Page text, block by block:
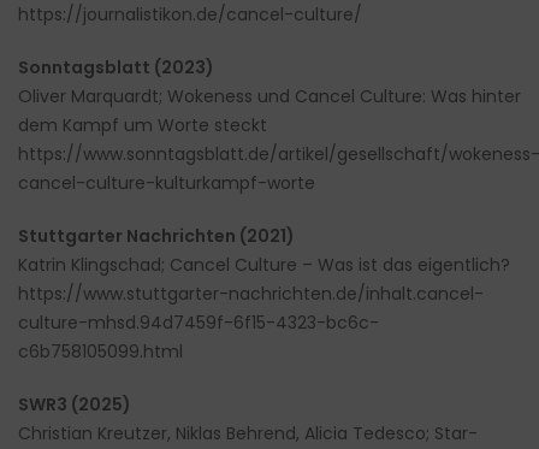
https://journalistikon.de/cancel-culture/
Sonntagsblatt (2023)
Oliver Marquardt; Wokeness und Cancel Culture: Was hinter
dem Kampf um Worte steckt
https://www.sonntagsblatt.de/artikel/gesellschaft/wokeness-
cancel-culture-kulturkampf-worte
Stuttgarter Nachrichten (2021)
Katrin Klingschad; Cancel Culture – Was ist das eigentlich?
https://www.stuttgarter-nachrichten.de/inhalt.cancel-
culture-mhsd.94d7459f-6f15-4323-bc6c-
c6b758105099.html
SWR3 (2025)
Christian Kreutzer, Niklas Behrend, Alicia Tedesco; Star-